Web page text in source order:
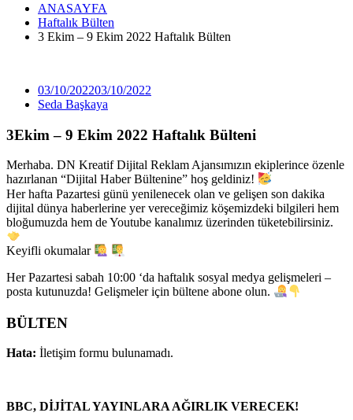
ANASAYFA
Haftalık Bülten
3 Ekim – 9 Ekim 2022 Haftalık Bülten
03/10/202203/10/2022
Seda Başkaya
3Ekim – 9 Ekim 2022 Haftalık Bülteni
Merhaba. DN Kreatif Dijital Reklam Ajansımızın ekiplerince özenle
hazırlanan “Dijital Haber Bültenine” hoş geldiniz!
Her hafta Pazartesi günü yenilenecek olan ve gelişen son dakika
dijital dünya haberlerine yer vereceğimiz köşemizdeki bilgileri hem
bloğumuzda hem de Youtube kanalımız üzerinden tüketebilirsiniz.
Keyifli okumalar
Her Pazartesi sabah 10:00 ‘da haftalık sosyal medya gelişmeleri –
posta kutunuzda! Gelişmeler için bültene abone olun.
BÜLTEN
Hata: İletişim formu bulunamadı.
BBC, DİJİTAL YAYINLARA AĞIRLIK VERECEK!